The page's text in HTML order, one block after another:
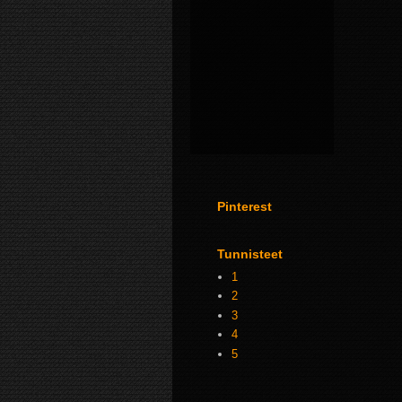
Pinterest
Tunnisteet
1
2
3
4
5